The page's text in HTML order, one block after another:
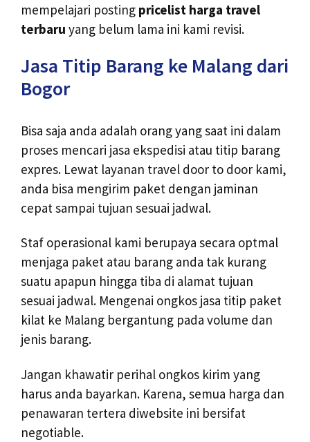
mempelajari posting pricelist harga travel
terbaru yang belum lama ini kami revisi.
Jasa Titip Barang ke Malang dari
Bogor
Bisa saja anda adalah orang yang saat ini dalam
proses mencari jasa ekspedisi atau titip barang
expres. Lewat layanan travel door to door kami,
anda bisa mengirim paket dengan jaminan
cepat sampai tujuan sesuai jadwal.
Staf operasional kami berupaya secara optmal
menjaga paket atau barang anda tak kurang
suatu apapun hingga tiba di alamat tujuan
sesuai jadwal. Mengenai ongkos jasa titip paket
kilat ke Malang bergantung pada volume dan
jenis barang.
Jangan khawatir perihal ongkos kirim yang
harus anda bayarkan. Karena, semua harga dan
penawaran tertera diwebsite ini bersifat
negotiable.